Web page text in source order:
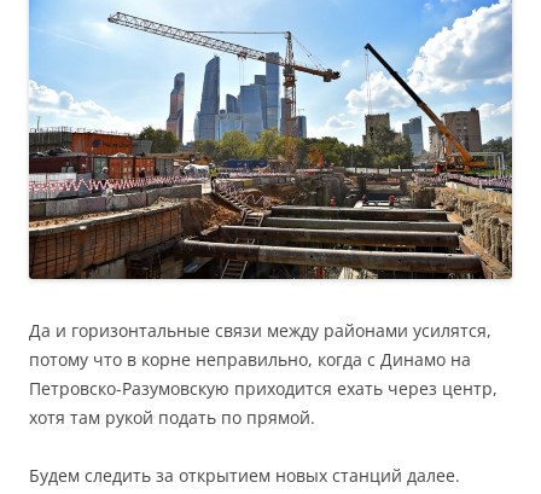
Да и горизонтальные связи между районами усилятся,
потому что в корне неправильно, когда с Динамо на
Петровско-Разумовскую приходится ехать через центр,
хотя там рукой подать по прямой.
Будем следить за открытием новых станций далее.